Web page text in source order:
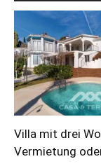
Villa mit drei
Vermietung